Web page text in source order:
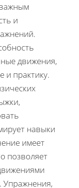
и
движения,
и практику.
навыки
имеет
позволяет
Упражнения,